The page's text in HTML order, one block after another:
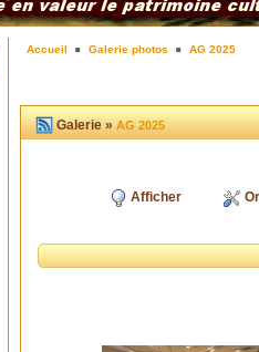
Accueil Galerie photos AG 2025
Galerie »AG 2025
Afficher